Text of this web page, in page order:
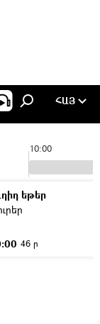
ՀԱՅ
10:00
եթեր
46 ր